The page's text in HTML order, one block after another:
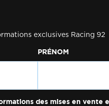
exclusives Racing 92
PRÉNOM
des mises en vente